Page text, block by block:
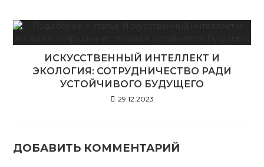
ИСКУССТВЕННЫЙ ИНТЕЛЛЕКТ И
ЭКОЛОГИЯ: СОТРУДНИЧЕСТВО РАДИ
УСТОЙЧИВОГО БУДУЩЕГО
29.12.2023
ДОБАВИТЬ КОММЕНТАРИЙ